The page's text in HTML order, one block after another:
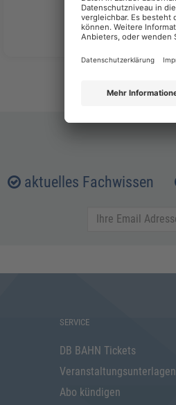
aktuelles Fachwissen
SERVICE
DB BAHN Tickets
Veranstaltungsunterlagen
Abo kündigen